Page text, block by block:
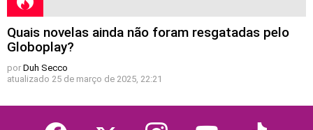
Quais novelas ainda não foram resgatadas pelo
Globoplay?
por Duh Secco
atualizado 25 de março de 2025, 22:21
facebook instagram tiktok